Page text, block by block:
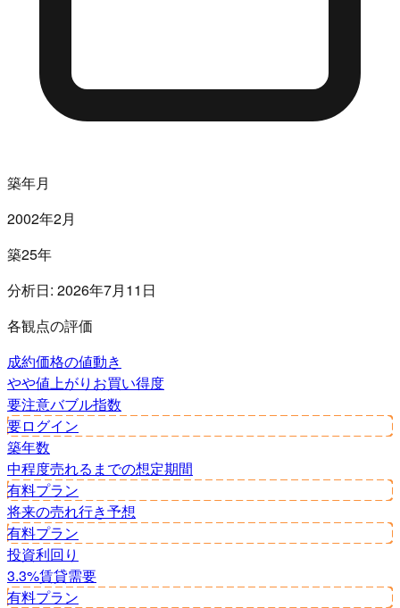
築年月
2002年2月
築25年
分析日: 2026年7月11日
各観点の評価
成約価格の値動き
やや値上がり お買い得度
要注意バブル指数
要ログイン
築年数
中程度売れるまでの想定期間
有料プラン
将来の売れ行き予想
有料プラン
投資利回り
3.3%賃貸需要
有料プラン